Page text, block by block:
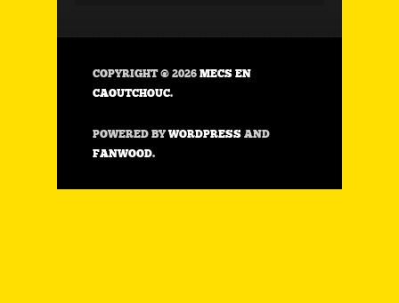
COPYRIGHT © 2026 MECS EN
CAOUTCHOUC.
POWERED BYWORDPRESS AND
FANWOOD.